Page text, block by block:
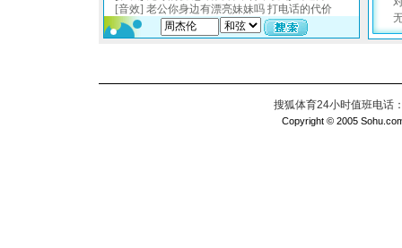
搜狐体育24小时值班电话
Copyright © 2005